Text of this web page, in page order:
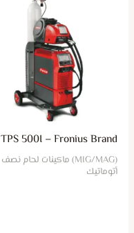
TPS 500I – Fronius Brand
(MIG/MAG) ماكينات لحام نصف
أتوماتيك